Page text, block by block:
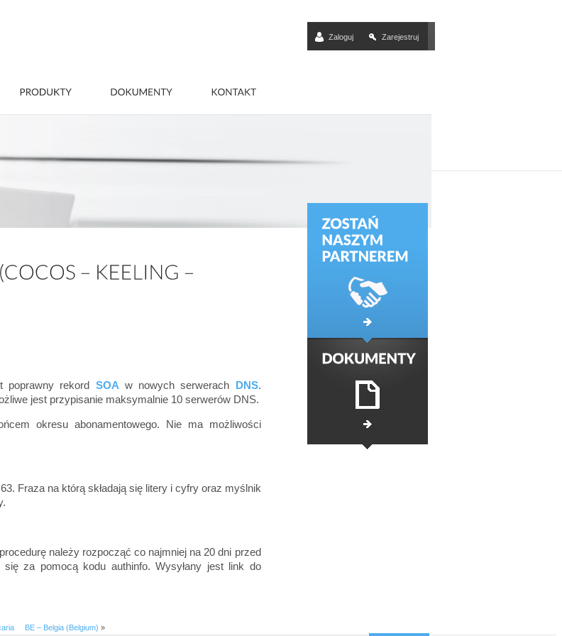
Zaloguj Zarejestruj
poprawny rekord SOA w nowych serwerach DNS.
jest przypisanie maksymalnie 10 serwerów DNS.
okresu abonamentowego. Nie ma możliwości
Fraza na którą składają się litery i cyfry oraz myślnik
należy rozpocząć co najmniej na 20 dni przed
za pomocą kodu authinfo. Wysyłany jest link do
BE – Belgia (Belgium) »